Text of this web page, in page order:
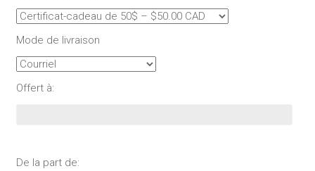
Mode de livraison
Offert à:
De la part de: